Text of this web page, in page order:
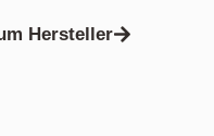
Hersteller